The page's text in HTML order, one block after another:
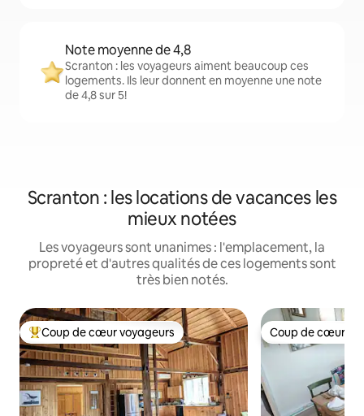
Note moyenne de 4,8
Scranton : les voyageurs aiment beaucoup ces
logements. Ils leur donnent en moyenne une note
de 4,8 sur 5!
Scranton : les locations de vacances les
mieux notées
Les voyageurs sont unanimes : l'emplacement, la
propreté et d'autres qualités de ces logements sont
très bien notés.
Coup de cœur voyageurs parmi les plus aimés
Coup de cœur voyageurs Coup de cœur
Coup de cœur